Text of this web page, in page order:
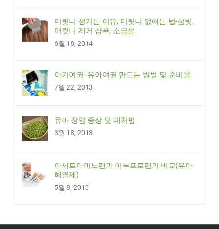
머릿니 생기는 이유, 머릿니 없애는 법-참빗,
머릿니 제거 샴푸, 소금물
6월 18, 2014
아기여권- 유아여권 만드는 방법 및 준비물
7월 22, 2013
유아 장염 증상 및 대처법
3월 18, 2013
아세트아미노펜과 이부프로펜의 비교(유아
해열제)
5월 8, 2013